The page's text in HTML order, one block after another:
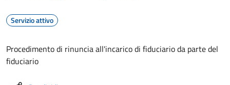
Servizio attivo
Procedimento di rinuncia all'incarico di fiduciario da parte del
fiduciario